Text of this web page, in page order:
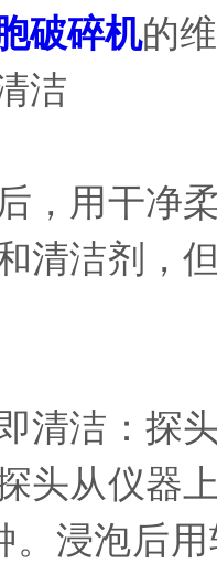
破碎机的
洁
用干净柔
清洁剂，
洁：探头
头从仪器
。浸泡后